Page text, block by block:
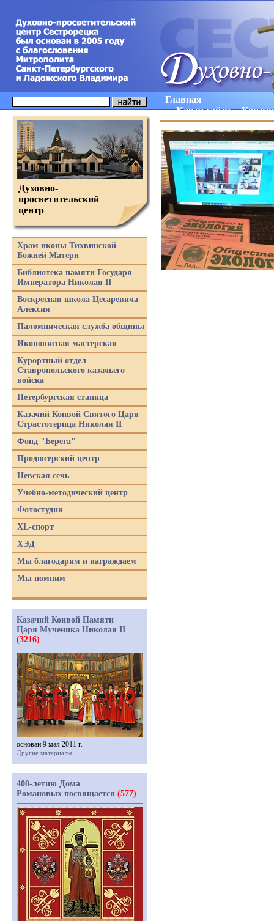
Главная
Карта сайта
Духовно-
просветительский
центр
Храм иконы Тихвинской
Божией Матери
Библиотека памяти Государя
Императора Николая II
Воскресная школа Цесаревича
Алексия
Паломническая служба общины
Иконописная мастерская
Курортный отдел
Ставропольского казачьего
войска
Петербургская станица
Казачий Конвой Святого Царя
Страстотерпца Николая II
Фонд "Берега"
Продюсерский центр
Невская сечь
Учебно-методический центр
Фотостудия
XL-спорт
ХЭД
Мы благодарим и награждаем
Мы помним
Казачий Конвой Памяти
Царя Мученика Николая II
(3216)
основан 9 мая 2011 г.
Другие материалы
400-летию Дома
Романовых посвящается (577)